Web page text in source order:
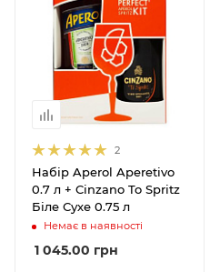
2
Набір Aperol Aperetivo
0.7 л + Cinzano To Spritz
Біле Сухе 0.75 л
Немає в наявності
1 045.00 грн